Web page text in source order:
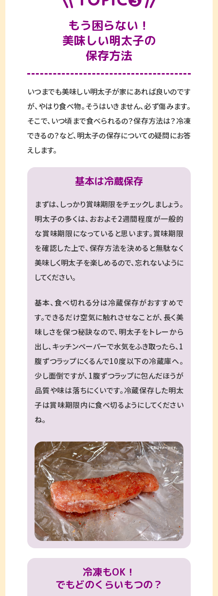
もう困らない！
美味しい明太子の
保存方法
いつまでも美味しい明太子が家にあれば良いのです
が、やはり食べ物。そうはいきません、必ず傷みます。
そこで、いつ頃まで食べられるの？保存方法は？冷凍
できるの？など、明太子の保存についての疑問にお答
えします。
基本は冷蔵保存
まずは、しっかり賞味期限をチェックしましょう。
明太子の多くは、おおよそ2週間程度が一般的
な賞味期限になっていると思います。賞味期限
を確認した上で、保存方法を決めると無駄なく
美味しく明太子を楽しめるので、忘れないように
してください。
基本、食べ切れる分は冷蔵保存がおすすめで
す。できるだけ空気に触れさせなことが、長く美
味しさを保つ秘訣なので、明太子をトレーから
出し、キッチンペーパーで水気をふき取ったら、1
腹ずつラップにくるんで10度以下の冷蔵庫へ。
少し面倒ですが、1腹ずつラップに包んだほうが
品質や味は落ちにくいです。冷蔵保存した明太
子は賞味期限内に食べ切るようにしてください
ね。
冷凍もOK！
でもどのくらいもつの？